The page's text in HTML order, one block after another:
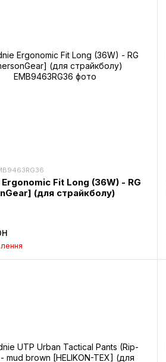
Fit Long (36W) - RG
(для страйкболу)